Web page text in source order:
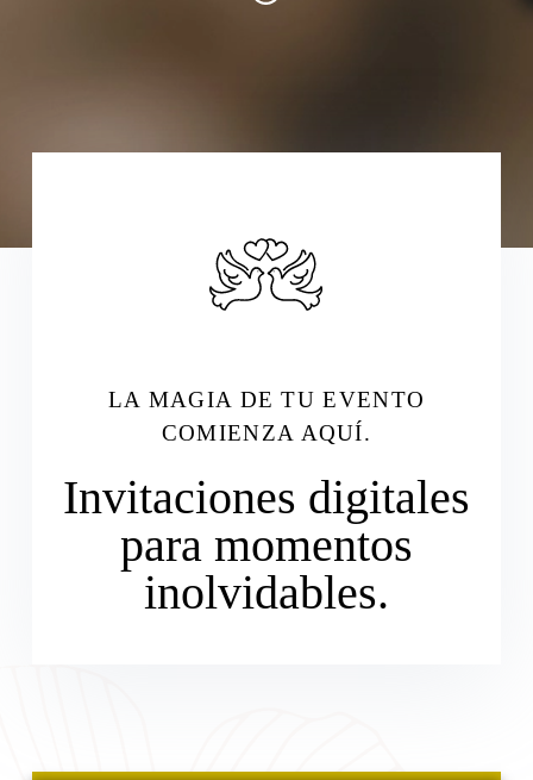
LA MAGIA DE TU EVENTO
COMIENZA AQUÍ.
Invitaciones digitales
para momentos
inolvidables.